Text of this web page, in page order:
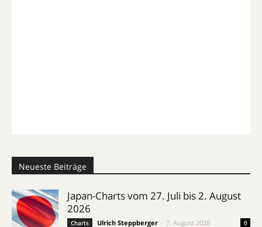
Neueste Beiträge
Japan-Charts vom 27. Juli bis 2. August
2026
Charts Ulrich Steppberger 7. August 2026 0